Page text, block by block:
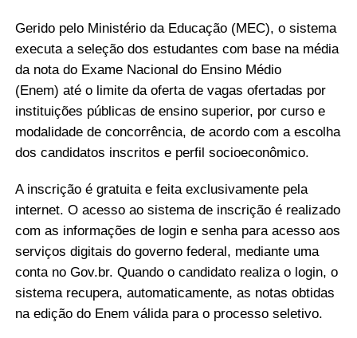
Gerido pelo Ministério da Educação (MEC), o sistema
executa a seleção dos estudantes com base na média
da nota do Exame Nacional do Ensino Médio
(Enem) até o limite da oferta de vagas ofertadas por
instituições públicas de ensino superior, por curso e
modalidade de concorrência, de acordo com a escolha
dos candidatos inscritos e perfil socioeconômico.
A inscrição é gratuita e feita exclusivamente pela
internet. O acesso ao sistema de inscrição é realizado
com as informações de login e senha para acesso aos
serviços digitais do governo federal, mediante uma
conta no Gov.br. Quando o candidato realiza o login, o
sistema recupera, automaticamente, as notas obtidas
na edição do Enem válida para o processo seletivo.